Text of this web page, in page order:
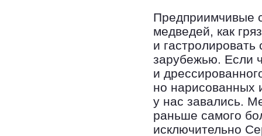
Предприимчивые
медведей, как
и
зарубежью. Если
и
но нарисованных
у нас завались.
раньше самого
исключительно